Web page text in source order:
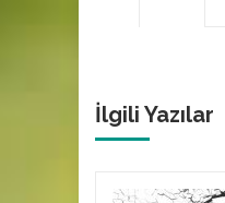
İlgili Yazılar